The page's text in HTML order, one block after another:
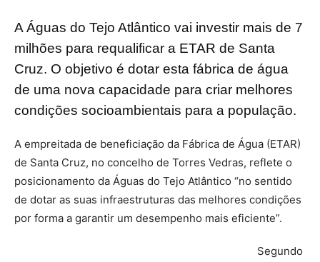
A Águas do Tejo Atlântico vai investir mais de 7
milhões para requalificar a ETAR de Santa
Cruz. O objetivo é dotar esta fábrica de água
de uma nova capacidade para criar melhores
condições socioambientais para a população.
A empreitada de beneficiação da Fábrica de Água (ETAR)
de Santa Cruz, no concelho de Torres Vedras, reflete o
posicionamento da Águas do Tejo Atlântico “no sentido
de dotar as suas infraestruturas das melhores condições
por forma a garantir um desempenho mais eficiente”.
Segundo